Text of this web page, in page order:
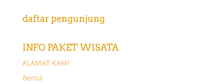
daftar pengunjung
INFO PAKET WISATA
ALAMAT KAMI
Berita